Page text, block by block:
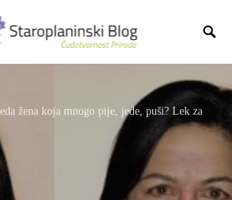
žena koja mnogo pije, jede, puši? Lek za